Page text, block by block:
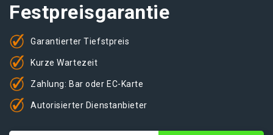
Festpreisgarantie
Garantierter Tiefstpreis
Kurze Wartezeit
Zahlung: Bar oder EC-Karte
Autorisierter Dienstanbieter